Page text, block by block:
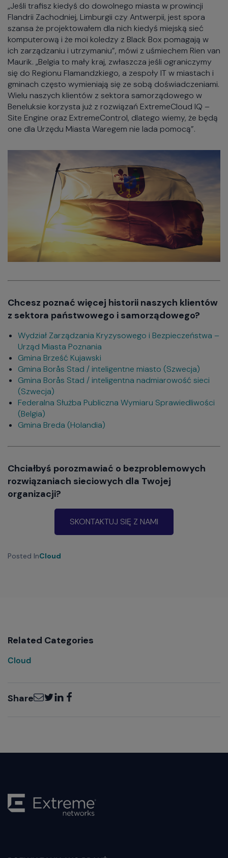
„Jeśli trafisz kiedyś do dowolnego miasta w prowincji
Flandrii Zachodniej, Limburgii czy Antwerpii, jest spora
szansa że projektowałem dla nich kiedyś miejską sieć
komputerową i że moi koledzy z Black Box pomagają w
ich zarządzaniu i utrzymaniu”, mówi z uśmiechem Rien van
Maurik. „Belgia to mały kraj, zwłaszcza jeśli ograniczymy
się do Regionu Flamandzkiego, a zespoły IT w miastach i
gminach często wymieniają się ze sobą doświadczeniami.
Wielu naszych klientów z sektora samorządowego w
Beneluksie korzysta już z rozwiązań ExtremeCloud IQ –
Site Engine oraz ExtremeControl, dlatego wiemy, że będą
one dla Urzędu Miasta Waregem nie lada pomocą”.
Chcesz poznać więcej historii naszych klientów
z sektora państwowego i samorządowego?
Wydział Zarządzania Kryzysowego i Bezpieczeństwa –
Urząd Miasta Poznania
Gmina Brześć Kujawski
Gmina Borås Stad / inteligentne miasto (Szwecja)
Gmina Borås Stad / inteligentna nadmiarowość sieci
(Szwecja)
Federalna Służba Publiczna Wymiaru Sprawiedliwości
(Belgia)
Gmina Breda (Holandia)
Chciałbyś porozmawiać o bezproblemowych
rozwiązaniach sieciowych dla Twojej
organizacji?
SKONTAKTUJ SIĘ Z NAMI
Posted InCloud
Related Categories
Cloud
ShareEmailTwitter
LinkedInFacebook